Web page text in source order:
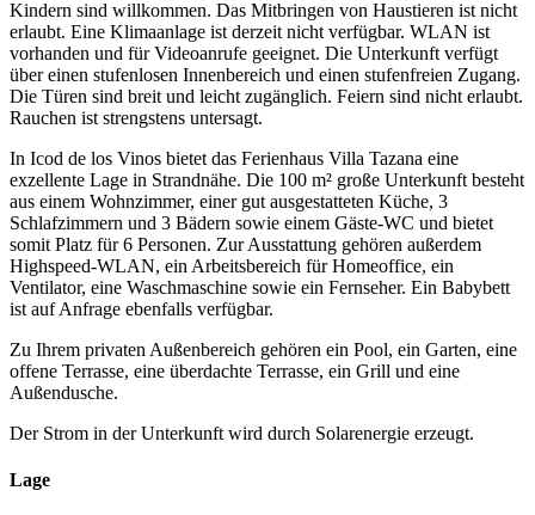
Kindern sind willkommen. Das Mitbringen von Haustieren ist nicht
erlaubt. Eine Klimaanlage ist derzeit nicht verfügbar. WLAN ist
vorhanden und für Videoanrufe geeignet. Die Unterkunft verfügt
über einen stufenlosen Innenbereich und einen stufenfreien Zugang.
Die Türen sind breit und leicht zugänglich. Feiern sind nicht erlaubt.
Rauchen ist strengstens untersagt.
In Icod de los Vinos bietet das Ferienhaus Villa Tazana eine
exzellente Lage in Strandnähe. Die 100 m² große Unterkunft besteht
aus einem Wohnzimmer, einer gut ausgestatteten Küche, 3
Schlafzimmern und 3 Bädern sowie einem Gäste-WC und bietet
somit Platz für 6 Personen. Zur Ausstattung gehören außerdem
Highspeed-WLAN, ein Arbeitsbereich für Homeoffice, ein
Ventilator, eine Waschmaschine sowie ein Fernseher. Ein Babybett
ist auf Anfrage ebenfalls verfügbar.
Zu Ihrem privaten Außenbereich gehören ein Pool, ein Garten, eine
offene Terrasse, eine überdachte Terrasse, ein Grill und eine
Außendusche.
Der Strom in der Unterkunft wird durch Solarenergie erzeugt.
Lage